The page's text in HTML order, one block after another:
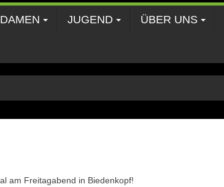
DAMEN JUGEND ÜBER UNS
am Freitagabend in Biedenkopf!